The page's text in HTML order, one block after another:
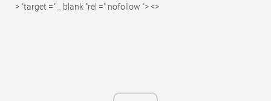
> "target =" _ blank "rel =" nofollow "> <>